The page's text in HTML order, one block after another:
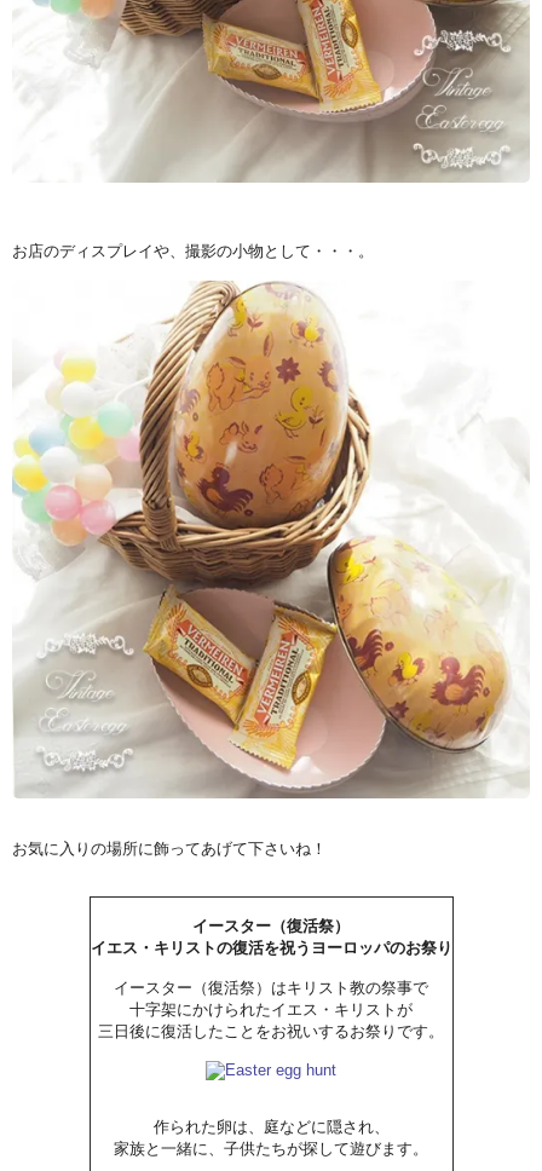
お店のディスプレイや、撮影の小物として・・・。
お気に入りの場所に飾ってあげて下さいね！
イースター（復活祭）
イエス・キリストの復活を祝うヨーロッパのお祭り
イースター（復活祭）はキリスト教の祭事で
十字架にかけられたイエス・キリストが
三日後に復活したことをお祝いするお祭りです。
作られた卵は、庭などに隠され、
家族と一緒に、子供たちが探して遊びます。